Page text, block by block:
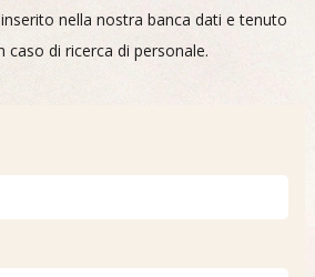
nella nostra banca dati e tenuto
caso di ricerca di personale.